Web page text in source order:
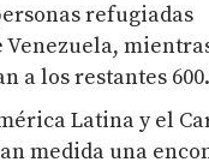
refugiadas
a los restantes
Latina y el
medida una